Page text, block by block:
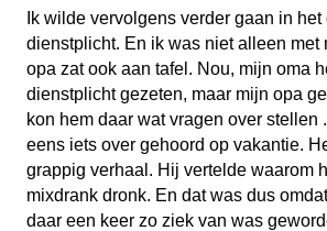
Ik wilde vervolgens verder gaan in
dienstplicht. En ik was niet alleen met
opa zat ook aan tafel. Nou, mijn oma
dienstplicht gezeten, maar mijn opa
kon hem daar wat vragen over stellen
eens iets over gehoord op vakantie.
grappig verhaal. Hij vertelde waarom
mixdrank dronk. En dat was dus
daar een keer zo ziek van was